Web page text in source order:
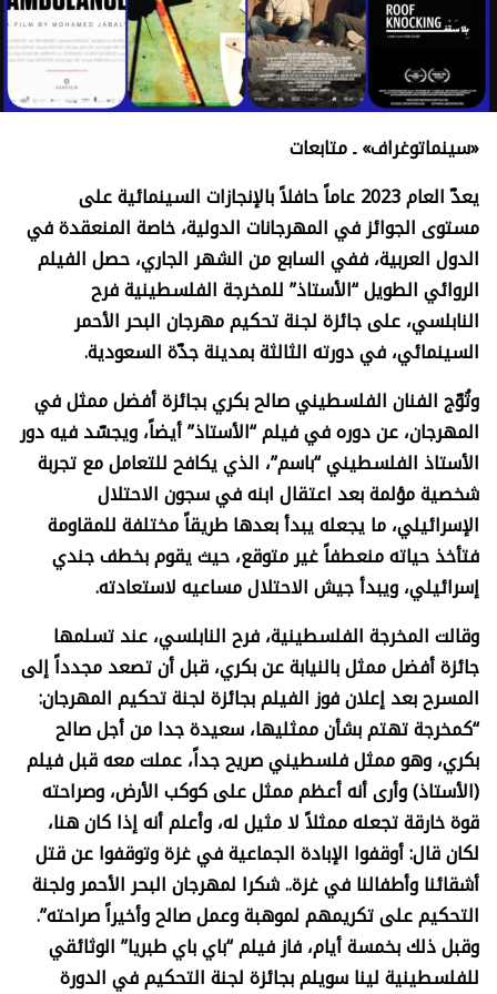
«سينماتوغراف» ـ متابعات
يعدّ العام 2023 عاماً حافلاً بالإنجازات السينمائية على
مستوى الجوائز في المهرجانات الدولية، خاصة المنعقدة في
الدول العربية، ففي السابع من الشهر الجاري، حصل الفيلم
الروائي الطويل “الأستاذ” للمخرجة الفلسطينية فرح
النابلسي، على جائزة لجنة تحكيم مهرجان البحر الأحمر
السينمائي، في دورته الثالثة بمدينة جدّة السعودية.
وتُوّج الفنان الفلسطيني صالح بكري بجائزة أفضل ممثل في
المهرجان، عن دوره في فيلم “الأستاذ” أيضاً، ويجسّد فيه دور
الأستاذ الفلسطيني “باسم”، الذي يكافح للتعامل مع تجربة
شخصية مؤلمة بعد اعتقال ابنه في سجون الاحتلال
الإسرائيلي، ما يجعله يبدأ بعدها طريقاً مختلفة للمقاومة
فتأخذ حياته منعطفاً غير متوقع، حيث يقوم بخطف جندي
إسرائيلي، ويبدأ جيش الاحتلال مساعيه لاستعادته.
وقالت المخرجة الفلسطينية، فرح النابلسي، عند تسلمها
جائزة أفضل ممثل بالنيابة عن بكري، قبل أن تصعد مجدداً إلى
المسرح بعد إعلان فوز الفيلم بجائزة لجنة تحكيم المهرجان:
“كمخرجة تهتم بشأن ممثليها، سعيدة جدا من أجل صالح
بكري، وهو ممثل فلسطيني صريح جداً، عملت معه قبل فيلم
(الأستاذ) وأرى أنه أعظم ممثل على كوكب الأرض، وصراحته
قوة خارقة تجعله ممثلاً لا مثيل له، وأعلم أنه إذا كان هنا،
لكان قال: أوقفوا الإبادة الجماعية في غزة وتوقفوا عن قتل
أشقائنا وأطفالنا في غزة.. شكرا لمهرجان البحر الأحمر ولجنة
التحكيم على تكريمهم لموهبة وعمل صالح وأخيراً صراحته”.
وقبلذلكبخمسةأيام،فازفيلم“بايبايطبريا”الوثائقي
للفلسطينيةليناسويلمبجائزةلجنةالتحكيمفيالدورة